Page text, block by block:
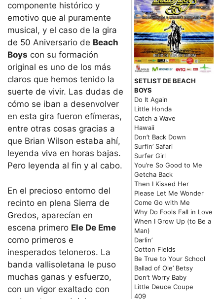
SETLIST DE BEACH
BOYS
Do It Again
Little Honda
Catch a Wave
Hawaii
Don’t Back Down
Surfin’ Safari
Surfer Girl
You’re So Good to Me
Getcha Back
Then I Kissed Her
Please Let Me Wonder
Come Go with Me
Why Do Fools Fall in Love
When I Grow Up (to Be a
Man)
Darlin’
Cotton Fields
Be True to Your School
Ballad of Ole’ Betsy
Don’t Worry Baby
Little Deuce Coupe
409
componente histórico y
emotivo que al puramente
musical, y el caso de la gira
de 50 Aniversario de Beach
Boys con su formación
original es uno de los más
claros que hemos tenido la
suerte de vivir. Las dudas de
cómo se iban a desenvolver
en esta gira fueron efímeras,
entre otras cosas gracias a
que Brian Wilson estaba ahí,
leyenda viva en horas bajas.
Pero leyenda al fin y al cabo.
En el precioso entorno del
recinto en plena Sierra de
Gredos, aparecían en
escena primero Ele De Eme
como primeros e
inesperados teloneros. La
banda vallisoletana le puso
muchas ganas y esfuerzo,
con un vigor exaltado con